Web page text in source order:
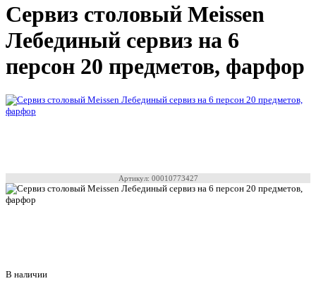
Сервиз столовый Meissen
Лебединый сервиз на 6
персон 20 предметов, фарфор
Артикул: 00010773427
В наличии